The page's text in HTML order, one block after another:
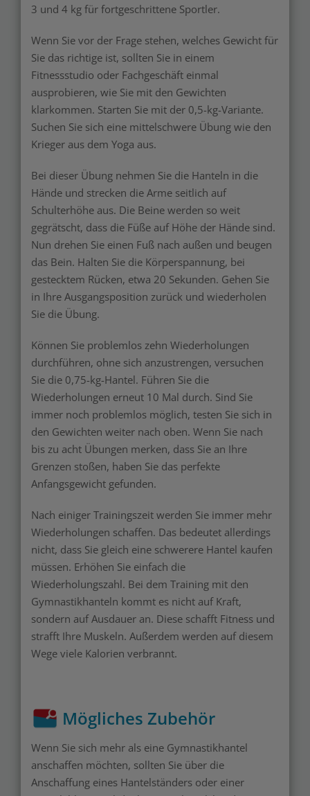
3 und 4 kg für fortgeschrittene Sportler.
Wenn Sie vor der Frage stehen, welches Gewicht für
Sie das richtige ist, sollten Sie in einem
Fitnessstudio oder Fachgeschäft einmal
ausprobieren, wie Sie mit den Gewichten
klarkommen. Starten Sie mit der 0,5-kg-Variante.
Suchen Sie sich eine mittelschwere Übung wie den
Krieger aus dem Yoga aus.
Bei dieser Übung nehmen Sie die Hanteln in die
Hände und strecken die Arme seitlich auf
Schulterhöhe aus. Die Beine werden so weit
gegrätscht, dass die Füße auf Höhe der Hände sind.
Nun drehen Sie einen Fuß nach außen und beugen
das Bein. Halten Sie die Körperspannung, bei
gestecktem Rücken, etwa 20 Sekunden. Gehen Sie
in Ihre Ausgangsposition zurück und wiederholen
Sie die Übung.
Können Sie problemlos zehn Wiederholungen
durchführen, ohne sich anzustrengen, versuchen
Sie die 0,75-kg-Hantel. Führen Sie die
Wiederholungen erneut 10 Mal durch. Sind Sie
immer noch problemlos möglich, testen Sie sich in
den Gewichten weiter nach oben. Wenn Sie nach
bis zu acht Übungen merken, dass Sie an Ihre
Grenzen stoßen, haben Sie das perfekte
Anfangsgewicht gefunden.
Nach einiger Trainingszeit werden Sie immer mehr
Wiederholungen schaffen. Das bedeutet allerdings
nicht, dass Sie gleich eine schwerere Hantel kaufen
müssen. Erhöhen Sie einfach die
Wiederholungszahl. Bei dem Training mit den
Gymnastikhanteln kommt es nicht auf Kraft,
sondern auf Ausdauer an. Diese schafft Fitness und
strafft Ihre Muskeln. Außerdem werden auf diesem
Wege viele Kalorien verbrannt.
Mögliches Zubehör
Wenn Sie sich mehr als eine Gymnastikhantel
anschaffen möchten, sollten Sie über die
Anschaffung eines Hantelständers oder einer